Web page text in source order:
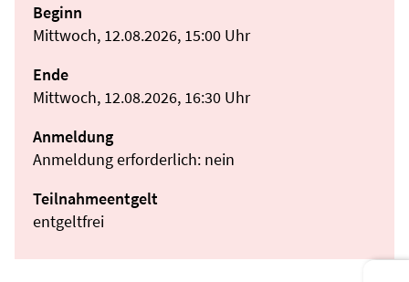
Beginn
Mittwoch, 12.08.2026, 15:00 Uhr
Ende
Mittwoch, 12.08.2026, 16:30 Uhr
Anmeldung
Anmeldung erforderlich: nein
Teilnahmeentgelt
entgeltfrei